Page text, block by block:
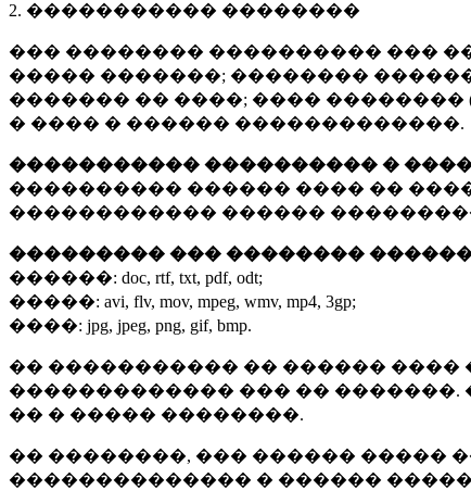
2. ����������� ��������
��� �������� ���������� ���
����� �������; ��������
������� �� ����; ���� ��������
� ���� � ������ �������������.
����������� ���������� �
���������� ������ ���� ��
������������ ������
��������� ��� ��������
������: doc, rtf, txt, pdf, odt;
�����: avi, flv, mov, mpeg, wmv, mp4, 3gp;
����: jpg, jpeg, png, gif, bmp.
�� ����������� �� ������
������������� ��� ��
�� � ����� ��������.
�� ��������, ��� ������ �����
�������������� � ������